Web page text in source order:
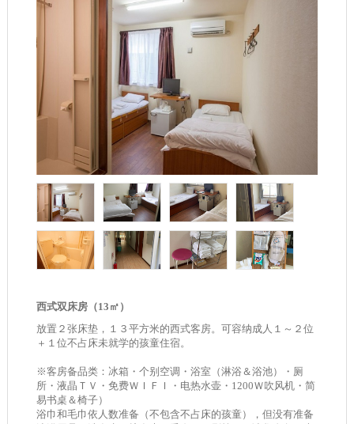
西式双床房（13㎡）
放置２张床垫，１３平方米的西式客房。可容纳成人１～２位
＋１位不占床未就学的孩童住宿。
※客房备品类：冰箱・个别空调・浴室（淋浴＆浴池）・厕
所・液晶ＴＶ・免费ＷＩＦＩ・电热水壶・1200Ｗ吹风机・简
易书桌＆椅子）
浴巾和毛巾依人数准备（不包含不占床的孩童），但没有准备